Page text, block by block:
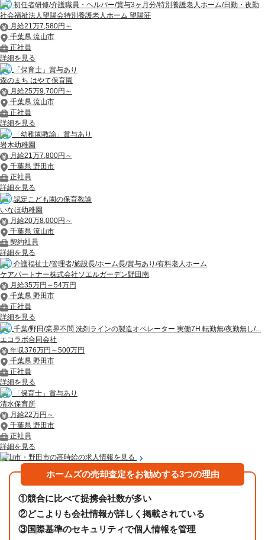
初任者研修/介護職員・ヘルパー/賞与3ヶ月分/特別養護老人ホーム/日勤・夜勤
社会福祉法人望陽会特別養護老人ホーム 望陽荘
月給21万7,580円～
千葉県 流山市
正社員
詳細を見る
「保育士」賞与あり
森のまち はやて保育園
月給25万9,700円～
千葉県 流山市
正社員
詳細を見る
「幼稚園教諭」賞与あり
岩木幼稚園
月給21万7,800円～
千葉県 野田市
正社員
詳細を見る
認定こども園の保育教諭
いなほ幼稚園
月給20万8,000円～
千葉県 流山市
契約社員
詳細を見る
介護福祉士/管理者/施設長/ホーム長/賞与あり/有料老人ホーム
ケアパートナー株式会社ソエルガーデン野田南
月給35万円～54万円
千葉県 野田市
正社員
詳細を見る
千葉/野田/業界不問 洗剤ラインの製造オペレーター 実働7H 転勤無/夜勤無し/...
エコラボ合同会社
年収376万円～500万円
千葉県 野田市
正社員
詳細を見る
「保育士」賞与あり
清水保育所
月給22万円～
千葉県 野田市
正社員
詳細を見る
流山市・野田市の高時給の求人情報を見る
ホームズの売却査定をお勧めする3つの理由
①競合に比べて提携会社数が多い
②どこよりも会社情報が詳しく掲載されている
③国際基準のセキュリティで個人情報を管理